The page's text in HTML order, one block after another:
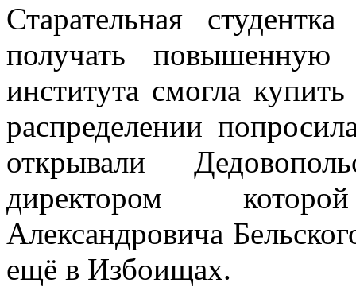
Старательная
получать
института смогла
распределении
открывали
директором
Александровича
ещё в Избоищах.